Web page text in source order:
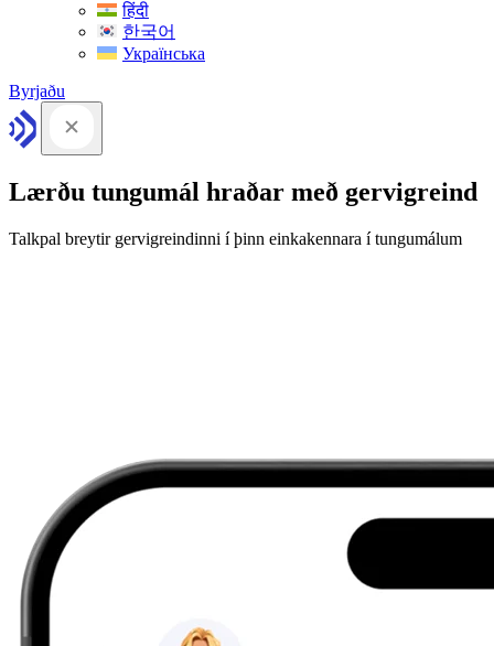
हिंदी
한국어
Українська
Byrjaðu
Lærðu tungumál hraðar með gervigreind
Talkpal breytir gervigreindinni í þinn einkakennara í tungumálum